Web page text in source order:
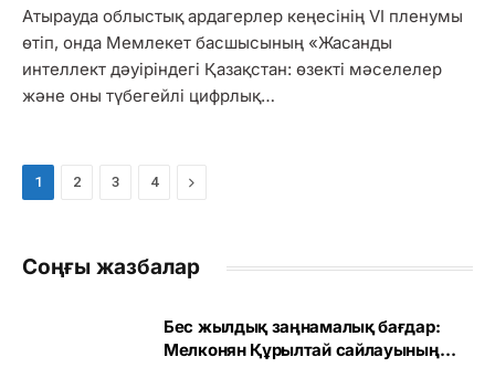
Атырауда облыстық ардагерлер кеңесінің VI пленумы
өтіп, онда Мемлекет басшысының «Жасанды
интеллект дәуіріндегі Қазақстан: өзекті мәселелер
және оны түбегейлі цифрлық…
1 2 3 4 Next
Соңғы жазбалар
Бес жылдық заңнамалық бағдар:
Мелконян Құрылтай сайлауының